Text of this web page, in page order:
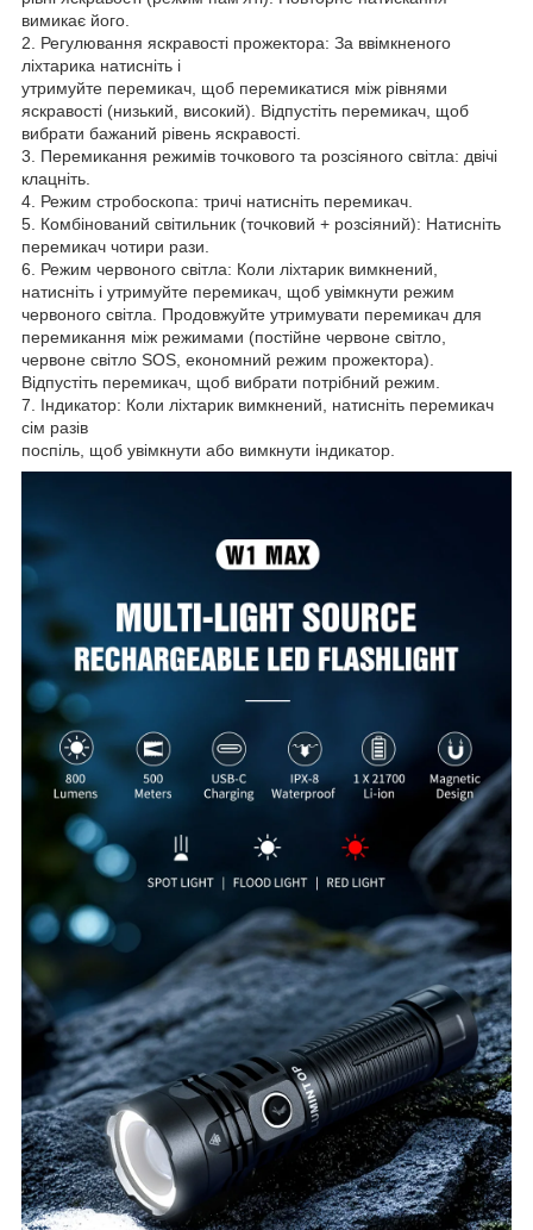
вимикає його.
2. Регулювання яскравості прожектора: За ввімкненого
ліхтарика натисніть і
утримуйте перемикач, щоб перемикатися між рівнями
яскравості (низький, високий). Відпустіть перемикач, щоб
вибрати бажаний рівень яскравості.
3. Перемикання режимів точкового та розсіяного світла: двічі
клацніть.
4. Режим стробоскопа: тричі натисніть перемикач.
5. Комбінований світильник (точковий + розсіяний): Натисніть
перемикач чотири рази.
6. Режим червоного світла: Коли ліхтарик вимкнений,
натисніть і утримуйте перемикач, щоб увімкнути режим
червоного світла. Продовжуйте утримувати перемикач для
перемикання між режимами (постійне червоне світло,
червоне світло SOS, економний режим прожектора).
Відпустіть перемикач, щоб вибрати потрібний режим.
7. Індикатор: Коли ліхтарик вимкнений, натисніть перемикач
сім разів
поспіль, щоб увімкнути або вимкнути індикатор.